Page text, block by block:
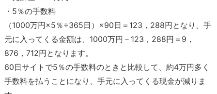
・5％の手数料
（1000万円×5％÷365日）×90日＝123，288円となり、手
元に入ってくる金額は、1000万円－123，288円＝9，
876，712円となります。
60日サイトで5％の手数料のときと比較して、約4万円多く
手数料を払うことになり、手元に入ってくる現金が減りま